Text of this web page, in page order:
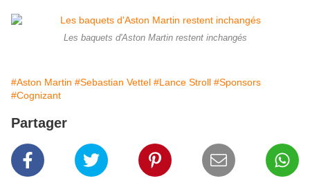
Les baquets d'Aston Martin restent inchangés
#Aston Martin #Sebastian Vettel #Lance Stroll #Sponsors
#Cognizant
Partager